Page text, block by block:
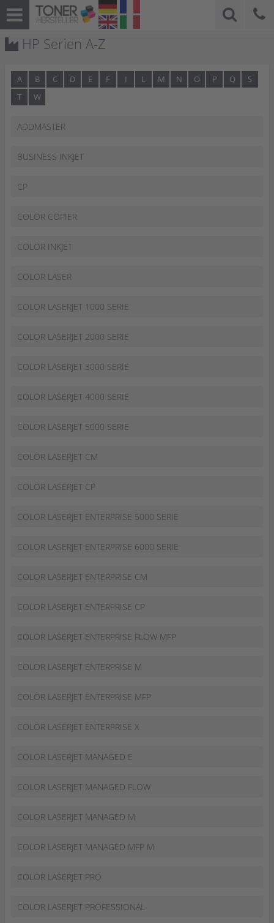
HP Serien A-Z
A B C D E F I L M N O P Q
S
T
W
ADDMASTER
BUSINESS INKJET
CP
COLOR COPIER
COLOR INKJET
COLOR LASER
COLOR LASERJET 1000 SERIE
COLOR LASERJET 2000 SERIE
COLOR LASERJET 3000 SERIE
COLOR LASERJET 4000 SERIE
COLOR LASERJET 5000 SERIE
COLOR LASERJET CM
COLOR LASERJET CP
COLOR LASERJET ENTERPRISE 5000 SERIE
COLOR LASERJET ENTERPRISE 6000 SERIE
COLOR LASERJET ENTERPRISE CM
COLOR LASERJET ENTERPRISE CP
COLOR LASERJET ENTERPRISE FLOW MFP
COLOR LASERJET ENTERPRISE M
COLOR LASERJET ENTERPRISE MFP
COLOR LASERJET ENTERPRISE X
COLOR LASERJET MANAGED E
COLOR LASERJET MANAGED FLOW
COLOR LASERJET MANAGED M
COLOR LASERJET MANAGED MFP M
COLOR LASERJET PRO
COLOR LASERJET PROFESSIONAL